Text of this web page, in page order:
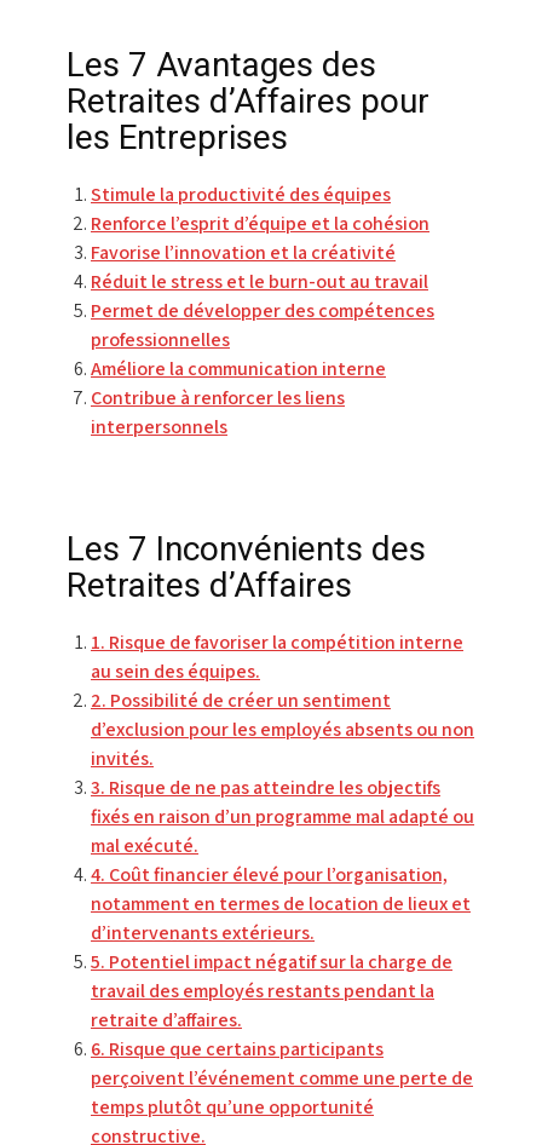
Les 7 Avantages des
Retraites d’Affaires pour
les Entreprises
Stimule la productivité des équipes
Renforce l’esprit d’équipe et la cohésion
Favorise l’innovation et la créativité
Réduit le stress et le burn-out au travail
Permet de développer des compétences
professionnelles
Améliore la communication interne
Contribue à renforcer les liens
interpersonnels
Les 7 Inconvénients des
Retraites d’Affaires
1. Risque de favoriser la compétition interne
au sein des équipes.
2. Possibilité de créer un sentiment
d’exclusion pour les employés absents ou non
invités.
3. Risque de ne pas atteindre les objectifs
fixés en raison d’un programme mal adapté ou
mal exécuté.
4. Coût financier élevé pour l’organisation,
notamment en termes de location de lieux et
d’intervenants extérieurs.
5. Potentiel impact négatif sur la charge de
travail des employés restants pendant la
retraite d’affaires.
6. Risque que certains participants
perçoivent l’événement comme une perte de
temps plutôt qu’une opportunité
constructive.